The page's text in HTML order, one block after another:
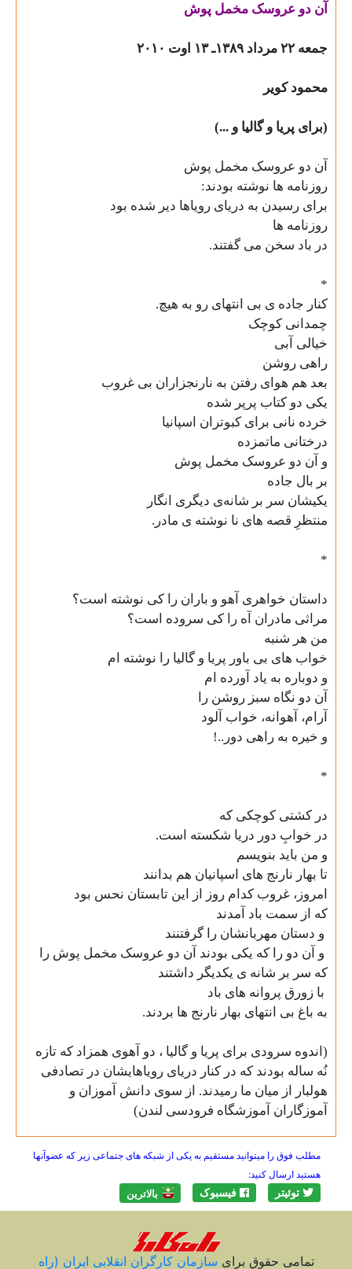
آن دو عروسک مخمل پوش
جمعه ۲۲ مرداد ۱۳۸۹ـ ۱۳ اوت ۲۰۱۰
محمود کویر
(برای پریا و گالیا و ...)
آن دو عروسک مخمل پوش
روزنامه ها نوشته بودند:
برای رسيدن به دریای روياها دير شده بود
روزنامه ها
در باد سخن می گفتند.
*
کنار جاده ی بی انتهای رو به هیچ.
چمدانی کوچک
خيالی آبی
راهی روشن
بعد هم هوای رفتن به نارنجزاران بی غروب
يکی دو کتاب پرپر شده
خرده نانی برای کبوتران اسپانیا
درختانی ماتمزده
و آن دو عروسک مخمل پوش
بر بال جاده
يکيشان سر بر شانه‌ی ديگری انگار
منتظرِ قصه‌ های نا نوشته ی مادر.
*
داستان خواهری آهو و باران را کی نوشته است؟
مراثی مادران آه را کی سروده است؟
من هر شنبه
خواب های بی باور پریا و گالیا را نوشته ام
و دوباره به یاد آورده ام
آن دو نگاه سبز روشن را
آرام، آهوانه، خواب آلود
و خیره به راهی دور..!
*
در کشتی کوچکی که
در خوابِ دور دریا شکسته است.
و من باید بنویسم
تا بهار نارنج های اسپانیان هم بدانند
امروز، غروب کدام روز از این تابستان نحس بود
که از سمت باد آمدند
و دستان مهربانشان را گرفتنند
و آن دو را که یکی بودند آن دو عروسک مخمل پوش را
که سر بر شانه ی یکدیگر داشتند
با زورق پروانه های باد
به باغ بی انتهای بهار نارنج ها بردند.
(اندوه سرودی برای پریا و گالیا ، دو آهوی همزاد که تازه
نُه ساله بودند که در کنار دریای رویاهایشان در تصادفی
هولبار از میان ما رمیدند. از سوی دانش آموزان و
آموزگاران آموزشگاه فرودسی لندن)
مطلب فوق را میتوانید مستقیم به یکی از شبکه های جتماعی زیر که عضوآنها
هستید ارسال کنید:
توئیتر فیسبوک بالاترين
تمامی حقوق برای سازمان کارگران انقلابی ايران (راه